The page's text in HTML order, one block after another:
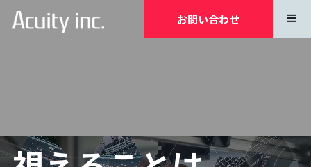
お問い合わせ